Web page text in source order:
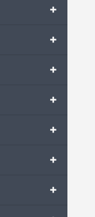
+
+
+
+
+
+
+